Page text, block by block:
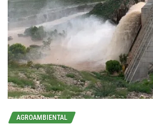
AGROAMBIENTAL